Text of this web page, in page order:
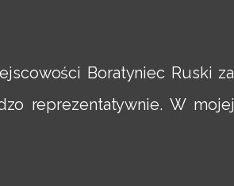
Boratyniec Ruski za
reprezentatywnie. W mojej